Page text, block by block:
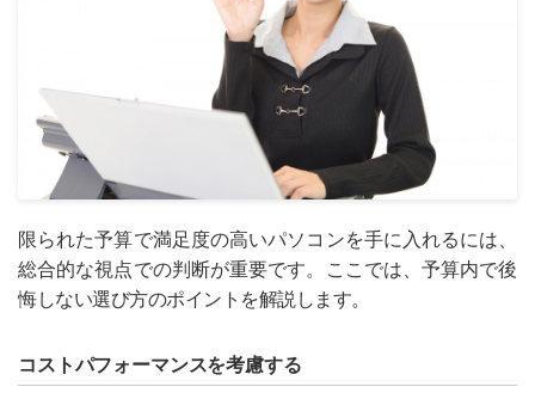
限られた予算で満足度の高いパソコンを手に入れるには、
総合的な視点での判断が重要です。ここでは、予算内で後
悔しない選び方のポイントを解説します。
コストパフォーマンスを考慮する